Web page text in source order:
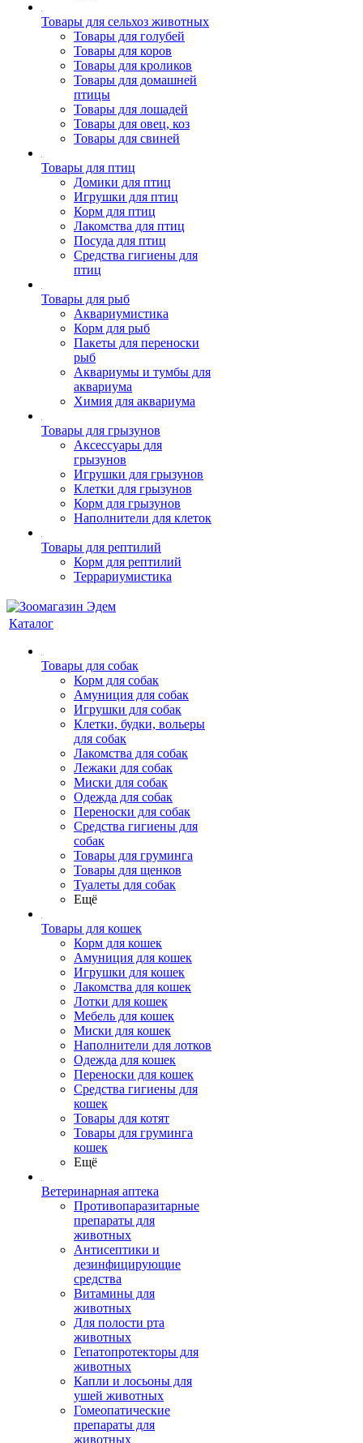
Товары для сельхоз животных
Товары для голубей
Товары для коров
Товары для кроликов
Товары для домашней
птицы
Товары для лошадей
Товары для овец, коз
Товары для свиней
Товары для птиц
Домики для птиц
Игрушки для птиц
Корм для птиц
Лакомства для птиц
Посуда для птиц
Средства гигиены для
птиц
Товары для рыб
Аквариумистика
Корм для рыб
Пакеты для переноски
рыб
Аквариумы и тумбы для
аквариума
Химия для аквариума
Товары для грызунов
Аксессуары для
грызунов
Игрушки для грызунов
Клетки для грызунов
Корм для грызунов
Наполнители для клеток
Товары для рептилий
Корм для рептилий
Террариумистика
Каталог
Товары для собак
Корм для собак
Амуниция для собак
Игрушки для собак
Клетки, будки, вольеры
для собак
Лакомства для собак
Лежаки для собак
Миски для собак
Одежда для собак
Переноски для собак
Средства гигиены для
собак
Товары для груминга
Товары для щенков
Туалеты для собак
Ещё
Товары для кошек
Корм для кошек
Амуниция для кошек
Игрушки для кошек
Лакомства для кошек
Лотки для кошек
Мебель для кошек
Миски для кошек
Наполнители для лотков
Одежда для кошек
Переноски для кошек
Средства гигиены для
кошек
Товары для котят
Товары для груминга
кошек
Ещё
Ветеринарная аптека
Противопаразитарные
препараты для
животных
Антисептики и
дезинфицирующие
средства
Витамины для
животных
Для полости рта
животных
Гепатопротекторы для
животных
Капли и лосьоны для
ушей животных
Гомеопатические
препараты для
животных